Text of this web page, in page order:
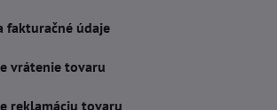
fakturačné údaje
vrátenie tovaru
reklamáciu tovaru